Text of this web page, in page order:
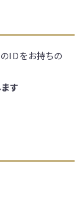
IDをお持ちの
す